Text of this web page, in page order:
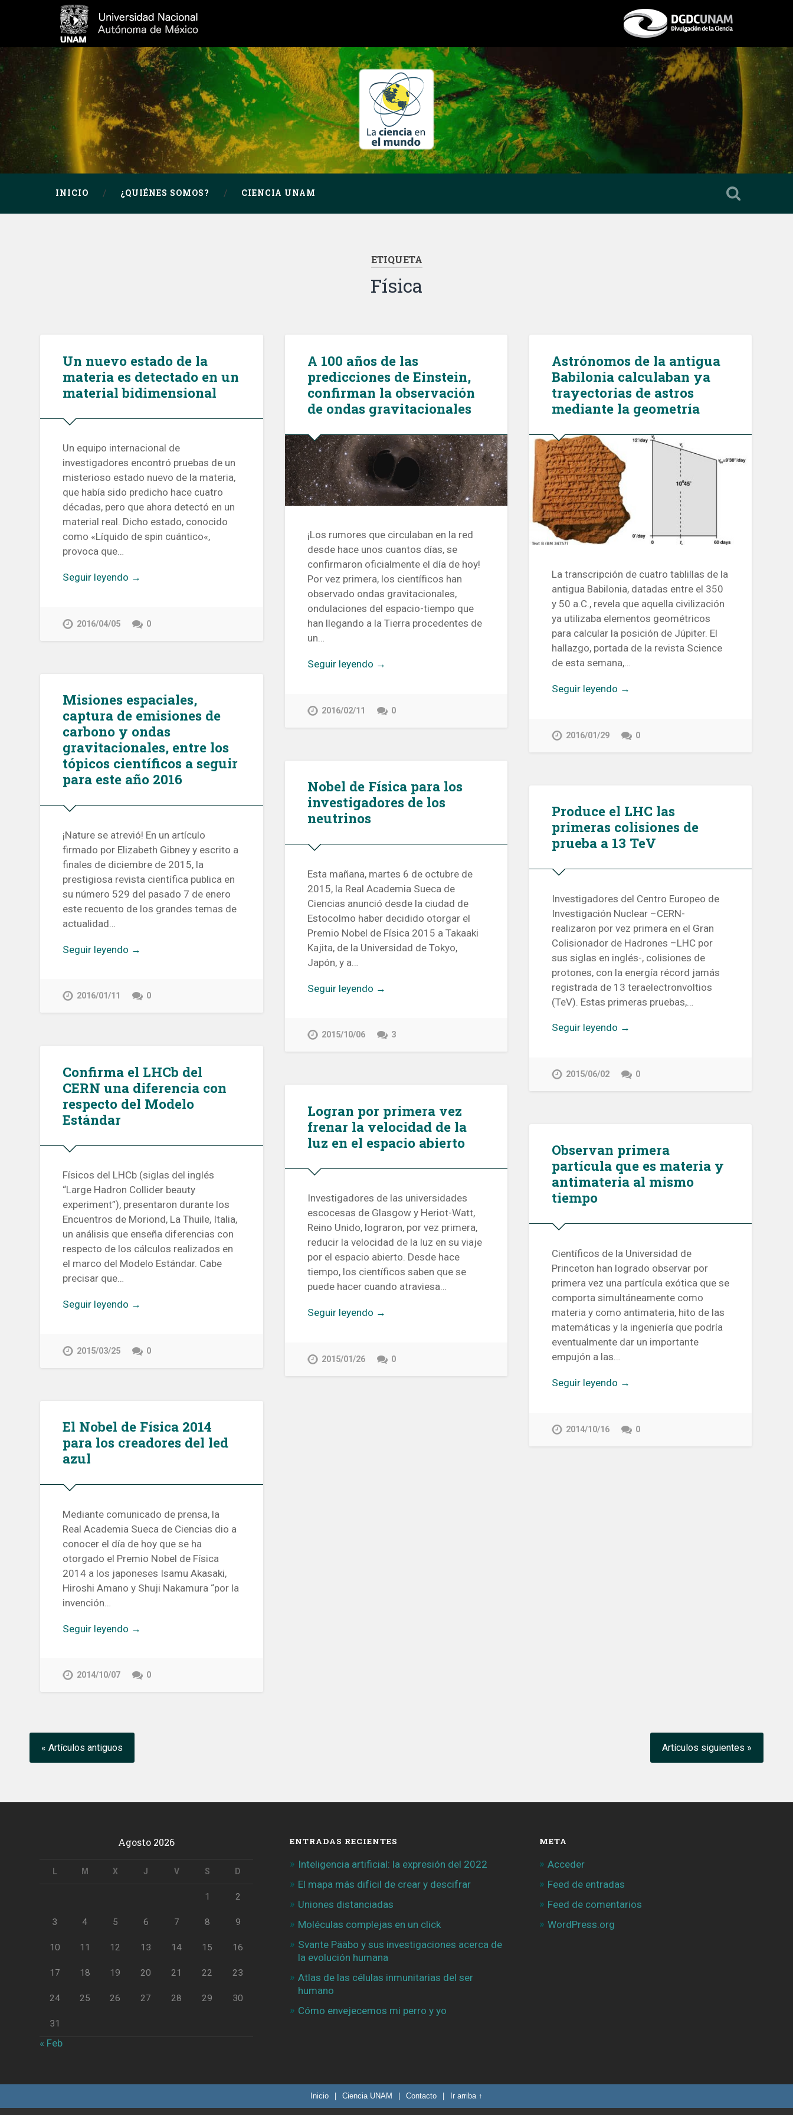
INICIO ¿QUIÉNES SOMOS? CIENCIA UNAM
ETIQUETA
Física
Un nuevo estado de la
materia es detectado en un
material bidimensional
Un equipo internacional de
investigadores encontró pruebas de un
misterioso estado nuevo de la materia,
que había sido predicho hace cuatro
décadas, pero que ahora detectó en un
material real. Dicho estado, conocido
como «Líquido de spin cuántico«,
provoca que…
Seguir leyendo →
2016/04/05 0
A 100 años de las
predicciones de Einstein,
confirman la observación
de ondas gravitacionales
¡Los rumores que circulaban en la red
desde hace unos cuantos días, se
confirmaron oficialmente el día de hoy!
Por vez primera, los científicos han
observado ondas gravitacionales,
ondulaciones del espacio-tiempo que
han llegando a la Tierra procedentes de
un…
Seguir leyendo →
2016/02/11 0
Astrónomos de la antigua
Babilonia calculaban ya
trayectorias de astros
mediante la geometría
La transcripción de cuatro tablillas de la
antigua Babilonia, datadas entre el 350
y 50 a.C., revela que aquella civilización
ya utilizaba elementos geométricos
para calcular la posición de Júpiter. El
hallazgo, portada de la revista Science
de esta semana,…
Seguir leyendo →
2016/01/29 0
Misiones espaciales,
captura de emisiones de
carbono y ondas
gravitacionales, entre los
tópicos científicos a seguir
para este año 2016
¡Nature se atrevió! En un artículo
firmado por Elizabeth Gibney y escrito a
finales de diciembre de 2015, la
prestigiosa revista científica publica en
su número 529 del pasado 7 de enero
este recuento de los grandes temas de
actualidad…
Seguir leyendo →
2016/01/11 0
Nobel de Física para los
investigadores de los
neutrinos
Esta mañana, martes 6 de octubre de
2015, la Real Academia Sueca de
Ciencias anunció desde la ciudad de
Estocolmo haber decidido otorgar el
Premio Nobel de Física 2015 a Takaaki
Kajita, de la Universidad de Tokyo,
Japón, y a…
Seguir leyendo →
2015/10/06 3
Produce el LHC las
primeras colisiones de
prueba a 13 TeV
Investigadores del Centro Europeo de
Investigación Nuclear –CERN-
realizaron por vez primera en el Gran
Colisionador de Hadrones –LHC por
sus siglas en inglés-, colisiones de
protones, con la energía récord jamás
registrada de 13 teraelectronvoltios
(TeV). Estas primeras pruebas,…
Seguir leyendo →
2015/06/02 0
Confirma el LHCb del
CERN una diferencia con
respecto del Modelo
Estándar
Físicos del LHCb (siglas del inglés
“Large Hadron Collider beauty
experiment”), presentaron durante los
Encuentros de Moriond, La Thuile, Italia,
un análisis que enseña diferencias con
respecto de los cálculos realizados en
el marco del Modelo Estándar. Cabe
precisar que…
Seguir leyendo →
2015/03/25 0
Logran por primera vez
frenar la velocidad de la
luz en el espacio abierto
Investigadores de las universidades
escocesas de Glasgow y Heriot-Watt,
Reino Unido, lograron, por vez primera,
reducir la velocidad de la luz en su viaje
por el espacio abierto. Desde hace
tiempo, los científicos saben que se
puede hacer cuando atraviesa…
Seguir leyendo →
2015/01/26 0
Observan primera
partícula que es materia y
antimateria al mismo
tiempo
Científicos de la Universidad de
Princeton han logrado observar por
primera vez una partícula exótica que se
comporta simultáneamente como
materia y como antimateria, hito de las
matemáticas y la ingeniería que podría
eventualmente dar un importante
empujón a las…
Seguir leyendo →
2014/10/16 0
El Nobel de Física 2014
para los creadores del led
azul
Mediante comunicado de prensa, la
Real Academia Sueca de Ciencias dio a
conocer el día de hoy que se ha
otorgado el Premio Nobel de Física
2014 a los japoneses Isamu Akasaki,
Hiroshi Amano y Shuji Nakamura “por la
invención…
Seguir leyendo →
2014/10/07 0
« Artículos antiguos Artículos siguientes »
Agosto 2026
L M X J V S D
1 2
3 4 5 6 7 8 9
10 11 12 13 14 15 16
17 18 19 20 21 22 23
24 25 26 27 28 29 30
31
« Feb
ENTRADAS RECIENTES
Inteligencia artificial: la expresión del 2022
El mapa más difícil de crear y descifrar
Uniones distanciadas
Moléculas complejas en un click
Svante Pääbo y sus investigaciones acerca de
la evolución humana
Atlas de las células inmunitarias del ser
humano
Cómo envejecemos mi perro y yo
META
Acceder
Feed de entradas
Feed de comentarios
WordPress.org
Inicio Ciencia UNAM Contacto Ir arriba ↑